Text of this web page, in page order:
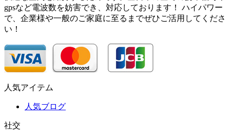
gpsなど電波数を妨害でき、対応しております！ ハイパワー
で、企業様や一般のご家庭に至るまでぜひご活用してくださ
い！
人気アイテム
人気ブログ
社交